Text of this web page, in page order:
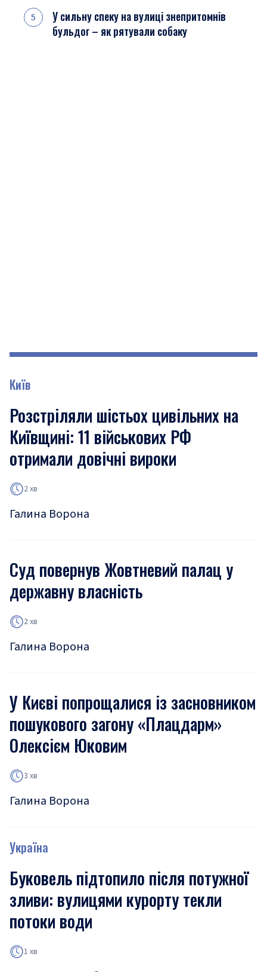
У сильну спеку на вулиці знепритомнів
бульдог – як рятували собаку
Київ
Розстріляли шістьох цивільних на
Київщині: 11 військових РФ
отримали довічні вироки
2 хв
Галина Ворона
Суд повернув Жовтневий палац у
державну власність
2 хв
Галина Ворона
У Києві попрощалися із засновником
пошукового загону «Плацдарм»
Олексієм Юковим
3 хв
Галина Ворона
Україна
Буковель підтопило після потужної
зливи: вулицями курорту текли
потоки води
1 хв